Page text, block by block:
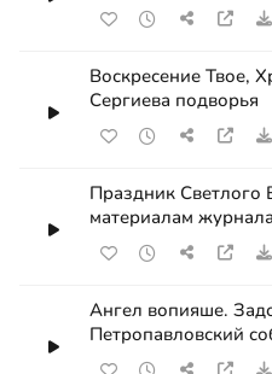
Воскресение Твое,
Сергиева подворья
Праздник Светлого
материалам
Ангел вопияше.
Петропавловский